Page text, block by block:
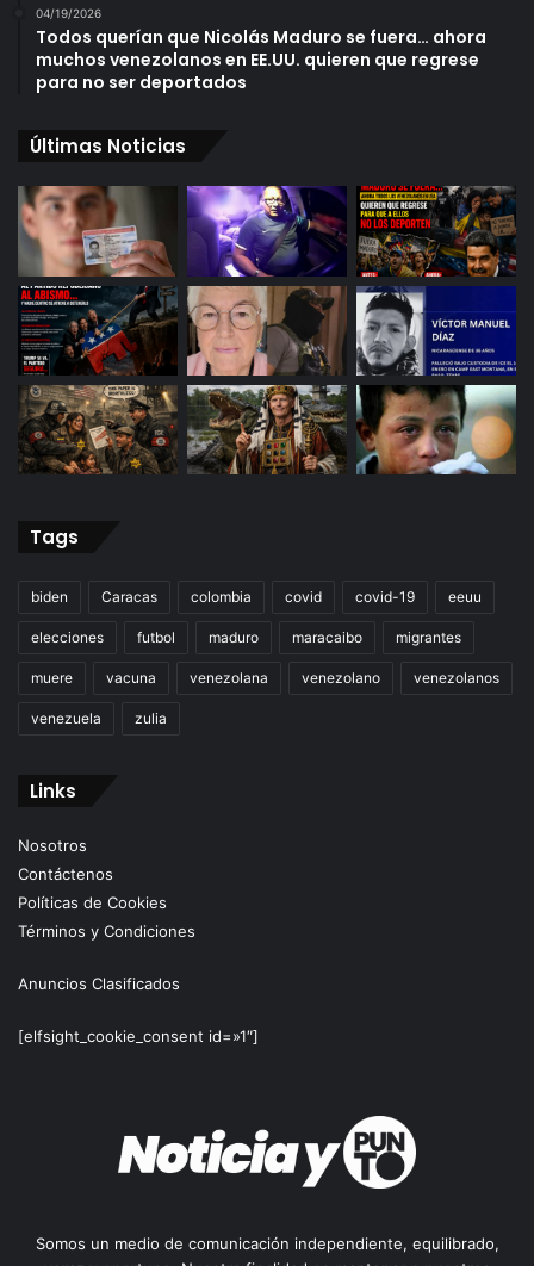
04/19/2026
Todos querían que Nicolás Maduro se fuera… ahora
muchos venezolanos en EE.UU. quieren que regrese
para no ser deportados
Últimas Noticias
Tags
biden Caracas colombia covid covid-19 eeuu
elecciones futbol maduro maracaibo migrantes
muere vacuna venezolana venezolano venezolanos
venezuela zulia
Links
Nosotros
Contáctenos
Políticas de Cookies
Términos y Condiciones
Anuncios Clasificados
[elfsight_cookie_consent id=»1″]
Somos un medio de comunicación independiente, equilibrado,